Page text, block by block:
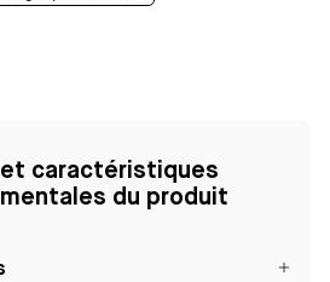
caractéristiques
du produit